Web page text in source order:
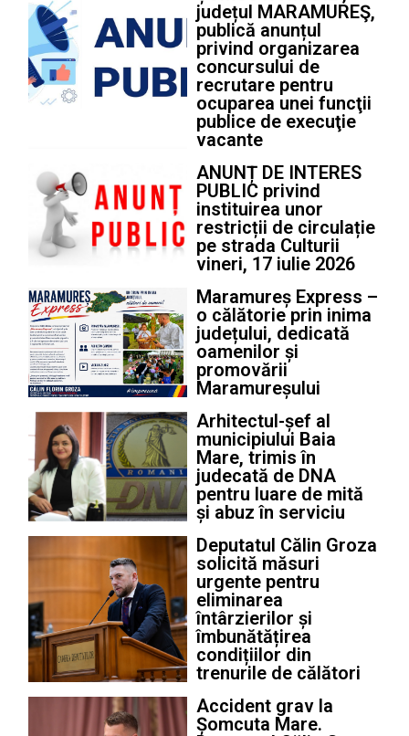
județul MARAMUREŞ,
publică anunțul
privind organizarea
concursului de
recrutare pentru
ocuparea unei funcţii
publice de execuţie
vacante
ANUNȚ DE INTERES
PUBLIC privind
instituirea unor
restricții de circulație
pe strada Culturii
vineri, 17 iulie 2026
Maramureș Express –
o călătorie prin inima
județului, dedicată
oamenilor și
promovării
Maramureșului
Arhitectul-șef al
municipiului Baia
Mare, trimis în
judecată de DNA
pentru luare de mită
și abuz în serviciu
Deputatul Călin Groza
solicită măsuri
urgente pentru
eliminarea
întârzierilor și
îmbunătățirea
condițiilor din
trenurile de călători
Accident grav la
Șomcuta Mare.